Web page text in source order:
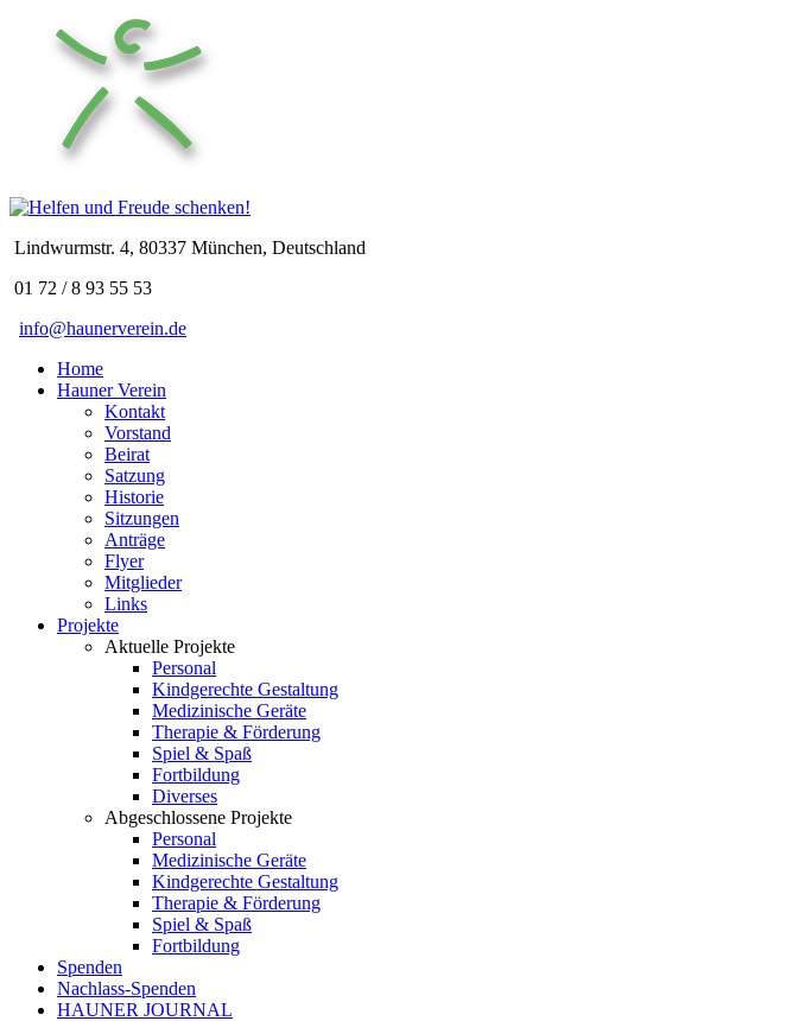
Lindwurmstr. 4, 80337 München, Deutschland
01 72 / 8 93 55 53
info@haunerverein.de
Home
Hauner Verein
Kontakt
Vorstand
Beirat
Satzung
Historie
Sitzungen
Anträge
Flyer
Mitglieder
Links
Projekte
Aktuelle Projekte
Personal
Kindgerechte Gestaltung
Medizinische Geräte
Therapie & Förderung
Spiel & Spaß
Fortbildung
Diverses
Abgeschlossene Projekte
Personal
Medizinische Geräte
Kindgerechte Gestaltung
Therapie & Förderung
Spiel & Spaß
Fortbildung
Spenden
Nachlass-Spenden
HAUNER JOURNAL